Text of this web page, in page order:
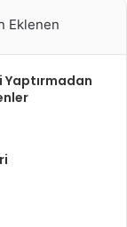
Eklenen
Yaptırmadan